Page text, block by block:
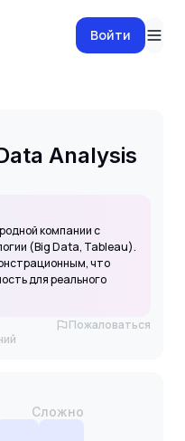
Войти
Analysis
компании с
(Big Data, Tableau).
что
для реального
Пожаловаться
Сложно